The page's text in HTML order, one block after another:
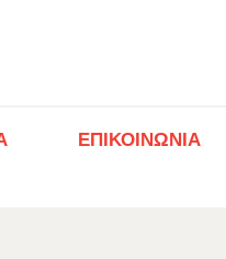
ΕΠΙΚΟΙΝΩΝΙΑ